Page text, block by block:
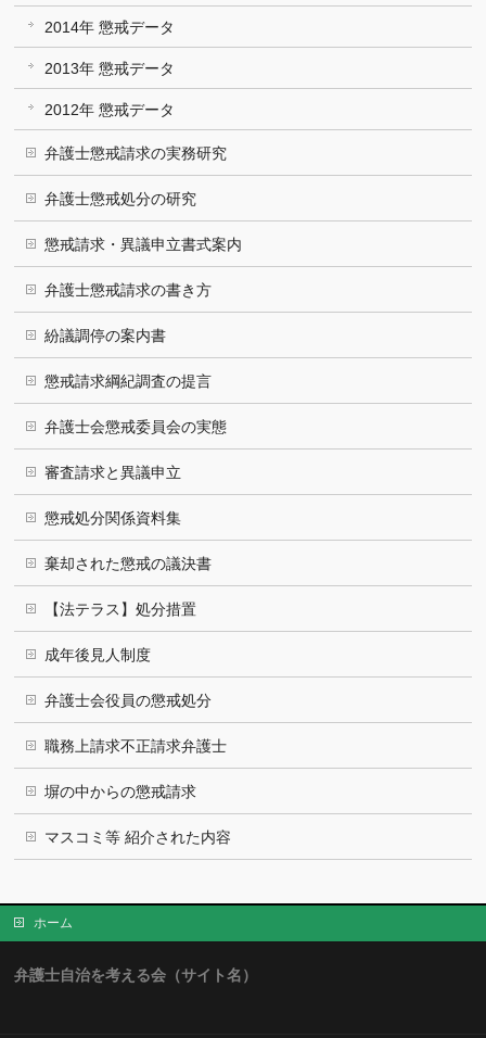
2014年 懲戒データ
2013年 懲戒データ
2012年 懲戒データ
弁護士懲戒請求の実務研究
弁護士懲戒処分の研究
懲戒請求・異議申立書式案内
弁護士懲戒請求の書き方
紛議調停の案内書
懲戒請求綱紀調査の提言
弁護士会懲戒委員会の実態
審査請求と異議申立
懲戒処分関係資料集
棄却された懲戒の議決書
【法テラス】処分措置
成年後見人制度
弁護士会役員の懲戒処分
職務上請求不正請求弁護士
塀の中からの懲戒請求
マスコミ等 紹介された内容
ホーム
弁護士自治を考える会（サイト名）